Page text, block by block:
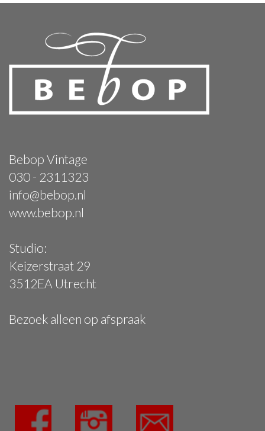
Bebop Vintage
030 - 2311323
info@bebop.nl
www.bebop.nl
Studio:
Keizerstraat 29
3512EA Utrecht
Bezoek alleen op afspraak